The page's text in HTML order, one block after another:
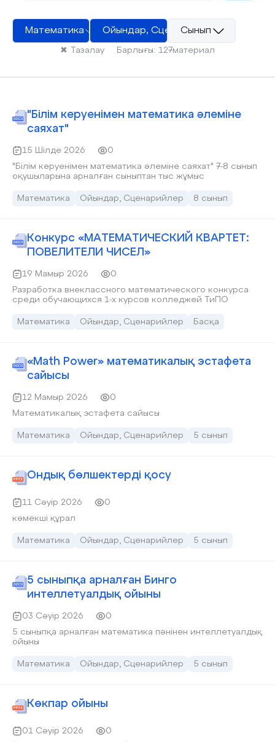
Математика Ойындар, Сценарийлер
Сынып
✖ Тазалау Барлығы: 127материал
"Білім керуенімен математика әлеміне
саяхат"
15 Шілде 2026
0
"Білім керуенімен математика әлеміне саяхат" 7-8 сынып
оқушыларына арналған сыныптан тыс жұмыс
Математика Ойындар, Сценарийлер 8 сынып
Конкурс «МАТЕМАТИЧЕСКИЙ КВАРТЕТ:
ПОВЕЛИТЕЛИ ЧИСЕЛ»
19 Мамыр 2026
0
Разработка внеклассного математического конкурса
среди обучающихся 1-х курсов колледжей ТиПО
Математика Ойындар, Сценарийлер Басқа
«Math Power» математикалық эстафета
сайысы
12 Мамыр 2026
0
Математикалық эстафета сайысы
Математика Ойындар, Сценарийлер 5 сынып
Ондық бөлшектерді қосу
11 Сәуір 2026
0
көмекші құрал
Математика Ойындар, Сценарийлер 5 сынып
5 сыныпқа арналған Бинго
интеллетуалдық ойыны
03 Сәуір 2026
0
5 сыныпқа арналған математика пәнінен интеллетуалдық
ойыны
Математика Ойындар, Сценарийлер 5 сынып
Көкпар ойыны
01 Сәуір 2026
0